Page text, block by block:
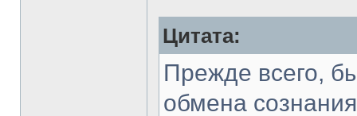
Цитата:
Прежде всего,
обмена